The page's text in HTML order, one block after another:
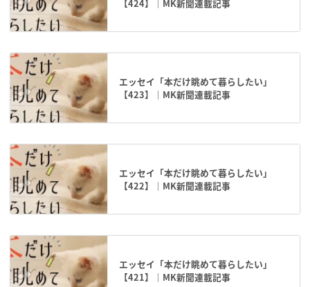
【424】｜MK新聞連載記事
エッセイ「本だけ眺めて暮らしたい」
【423】｜MK新聞連載記事
エッセイ「本だけ眺めて暮らしたい」
【422】｜MK新聞連載記事
エッセイ「本だけ眺めて暮らしたい」
【421】｜MK新聞連載記事